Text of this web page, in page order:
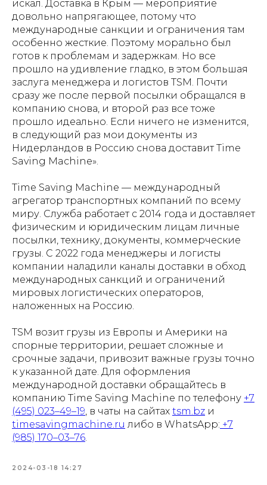
искал. Доставка в Крым — мероприятие
довольно напрягающее, потому что
международные санкции и ограничения там
особенно жесткие. Поэтому морально был
готов к проблемам и задержкам. Но все
прошло на удивление гладко, в этом большая
заслуга менеджера и логистов TSM. Почти
сразу же после первой посылки обращался в
компанию снова, и второй раз все тоже
прошло идеально. Если ничего не изменится,
в следующий раз мои документы из
Нидерландов в Россию снова доставит Time
Saving Machine».
Time Saving Machine — международный
агрегатор транспортных компаний по всему
миру. Служба работает с 2014 года и доставляет
физическим и юридическим лицам личные
посылки, технику, документы, коммерческие
грузы. С 2022 года менеджеры и логисты
компании наладили каналы доставки в обход
международных санкций и ограничений
мировых логистических операторов,
наложенных на Россию.
TSM возит грузы из Европы и Америки на
спорные территории, решает сложные и
срочные задачи, привозит важные грузы точно
к указанной дате. Для оформления
международной доставки обращайтесь в
компанию Time Saving Machine по телефону +7
(495) 023–49–19 , в чаты на сайтах tsm.bz и
timesavingmachine.ru либо в WhatsApp: +7
(985) 170–03–76
2024-03-18 14:27